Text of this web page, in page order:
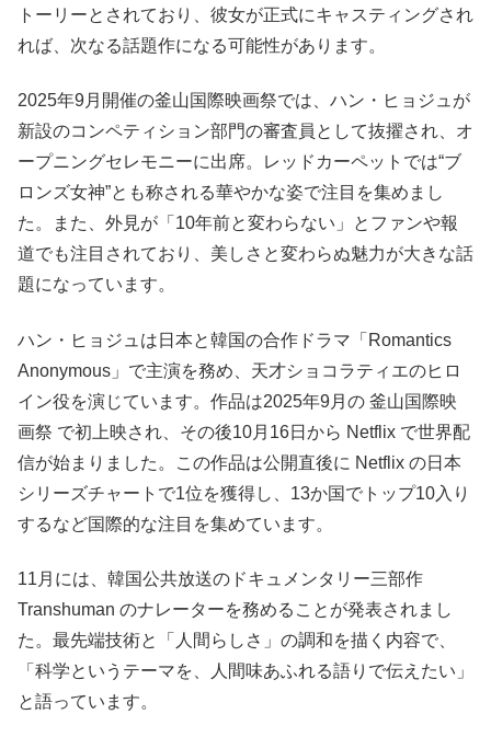
トーリーとされており、彼女が正式にキャスティングされ
れば、次なる話題作になる可能性があります。
2025年9月開催の釜山国際映画祭では、ハン・ヒョジュが
新設のコンペティション部門の審査員として抜擢され、オ
ープニングセレモニーに出席。レッドカーペットでは“ブ
ロンズ女神”とも称される華やかな姿で注目を集めまし
た。また、外見が「10年前と変わらない」とファンや報
道でも注目されており、美しさと変わらぬ魅力が大きな話
題になっています。
ハン・ヒョジュは日本と韓国の合作ドラマ「Romantics
Anonymous」で主演を務め、天才ショコラティエのヒロ
イン役を演じています。作品は2025年9月の 釜山国際映
画祭 で初上映され、その後10月16日から Netflix で世界配
信が始まりました。この作品は公開直後に Netflix の日本
シリーズチャートで1位を獲得し、13か国でトップ10入り
するなど国際的な注目を集めています。
11月には、韓国公共放送のドキュメンタリー三部作
Transhuman のナレーターを務めることが発表されまし
た。最先端技術と「人間らしさ」の調和を描く内容で、
「科学というテーマを、人間味あふれる語りで伝えたい」
と語っています。